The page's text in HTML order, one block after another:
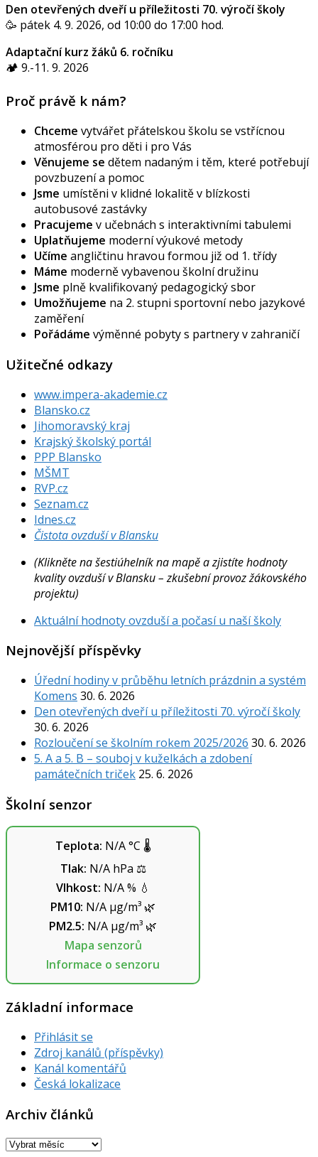
Den otevřených dveří u příležitosti 70. výročí školy
🥳 pátek 4. 9. 2026, od 10:00 do 17:00 hod.
Adaptační kurz žáků 6. ročníku
🏕️ 9.-11. 9. 2026
Proč právě k nám?
Chceme vytvářet přátelskou školu se vstřícnou
atmosférou pro děti i pro Vás
Věnujeme se dětem nadaným i těm, které potřebují
povzbuzení a pomoc
Jsme umístěni v klidné lokalitě v blízkosti
autobusové zastávky
Pracujeme v učebnách s interaktivními tabulemi
Uplatňujeme moderní výukové metody
Učíme angličtinu hravou formou již od 1. třídy
Máme moderně vybavenou školní družinu
Jsme plně kvalifikovaný pedagogický sbor
Umožňujeme na 2. stupni sportovní nebo jazykové
zaměření
Pořádáme výměnné pobyty s partnery v zahraničí
Užitečné odkazy
www.impera-akademie.cz
Blansko.cz
Jihomoravský kraj
Krajský školský portál
PPP Blansko
MŠMT
RVP.cz
Seznam.cz
Idnes.cz
Čistota ovzduší v Blansku
(Klikněte na šestiúhelník na mapě a zjistíte hodnoty
kvality ovzduší v Blansku – zkušební provoz žákovského
projektu)
Aktuální hodnoty ovzduší a počasí u naší školy
Nejnovější příspěvky
Úřední hodiny v průběhu letních prázdnin a systém
Komens 30. 6. 2026
Den otevřených dveří u příležitosti 70. výročí školy
30. 6. 2026
Rozloučení se školním rokem 2025/2026 30. 6. 2026
5. A a 5. B – souboj v kuželkách a zdobení
památečních triček 25. 6. 2026
Školní senzor
Teplota: N/A°C 🌡️
Tlak: N/AhPa ⚖️
Vlhkost: N/A% 💧
PM10: N/A µg/m³ 🌿
PM2.5: N/A µg/m³ 🌿
Mapa senzorů
Informace o senzoru
Základní informace
Přihlásit se
Zdroj kanálů (příspěvky)
Kanál komentářů
Česká lokalizace
Archiv článků
Archiv